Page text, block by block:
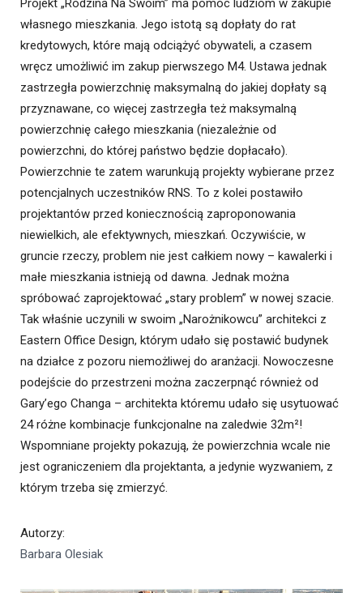
własnego mieszkania. Jego istotą są dopłaty do rat
kredytowych, które mają odciążyć obywateli, a czasem
wręcz umożliwić im zakup pierwszego M4. Ustawa jednak
zastrzegła powierzchnię maksymalną do jakiej dopłaty są
przyznawane, co więcej zastrzegła też maksymalną
powierzchnię całego mieszkania (niezależnie od
powierzchni, do której państwo będzie dopłacało).
Powierzchnie te zatem warunkują projekty wybierane przez
potencjalnych uczestników RNS. To z kolei postawiło
projektantów przed koniecznością zaproponowania
niewielkich, ale efektywnych, mieszkań. Oczywiście, w
gruncie rzeczy, problem nie jest całkiem nowy – kawalerki i
małe mieszkania istnieją od dawna. Jednak można
spróbować zaprojektować „stary problem” w nowej szacie.
Tak właśnie uczynili w swoim „Narożnikowcu” architekci z
Eastern Office Design, którym udało się postawić budynek
na działce z pozoru niemożliwej do aranżacji. Nowoczesne
podejście do przestrzeni można zaczerpnąć również od
Gary’ego Changa – architekta któremu udało się usytuować
24 różne kombinacje funkcjonalne na zaledwie 32m²!
Wspomniane projekty pokazują, że powierzchnia wcale nie
jest ograniczeniem dla projektanta, a jedynie wyzwaniem, z
którym trzeba się zmierzyć.
Autorzy:
Barbara Olesiak